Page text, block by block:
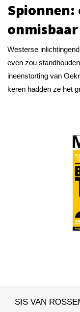
Spionnen:
onmisbaar
Westerse
even zou
ineenstorting van
keren hadden ze het
SIS VAN